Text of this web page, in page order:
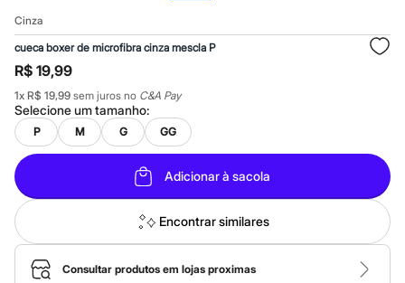
Até 40% off
Até 60% off
A partir de 60% off
Feminino
Em alta
Inverno
Alfaiataria
Novidades
Roupas
Blusas e Camisetas
Básicos
Calças
Casacos e Jaquetas
Jeans
Macacões
Saias
Shorts e Bermudas
Cinza
cueca boxer de microfibra cinza mescla P
R$ 19,99
1x R$ 19,99 sem juros no C&A Pay
Selecione umtamanho:
P M G GG
Adicionar à sacola
Encontrar similares
Consultar produtos em lojas proximas